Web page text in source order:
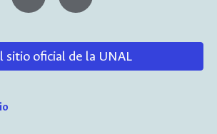
sitio oficial de la UNAL